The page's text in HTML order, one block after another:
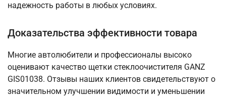
надежность работы в любых условиях.
Доказательства эффективности товара
Многие автолюбители и профессионалы высоко
оценивают качество щетки стеклоочистителя GANZ
GIS01038. Отзывы наших клиентов свидетельствуют о
значительном улучшении видимости и уменьшении